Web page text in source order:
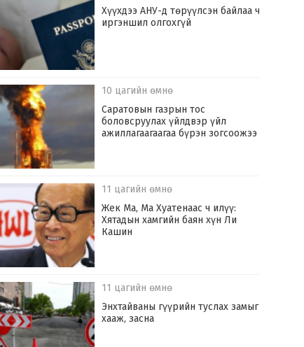
Хүүхдээ АНУ-д төрүүлсэн байлаа ч
иргэншил олгохгүй
10 цагийн өмнө
Саратовын газрын тос
боловсруулах үйлдвэр үйл
ажиллагаагаагаа бүрэн зогсоожээ
11 цагийн өмнө
Жек Ма, Ма Хуатенаас ч илүү:
Хятадын хамгийн баян хүн Ли
Кашин
11 цагийн өмнө
Энхтайваны гүүрийн туслах замыг
хааж, засна